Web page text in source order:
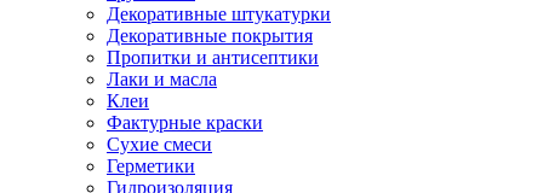
Декоративные штукатурки
Декоративные покрытия
Пропитки и антисептики
Лаки и масла
Клеи
Фактурные краски
Сухие смеси
Герметики
Гидроизоляция